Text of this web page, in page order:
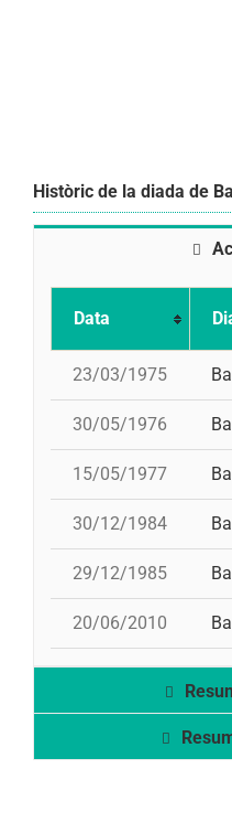
Històric de la diada de
Data
23/03/1975
30/05/1976
15/05/1977
30/12/1984
29/12/1985
20/06/2010